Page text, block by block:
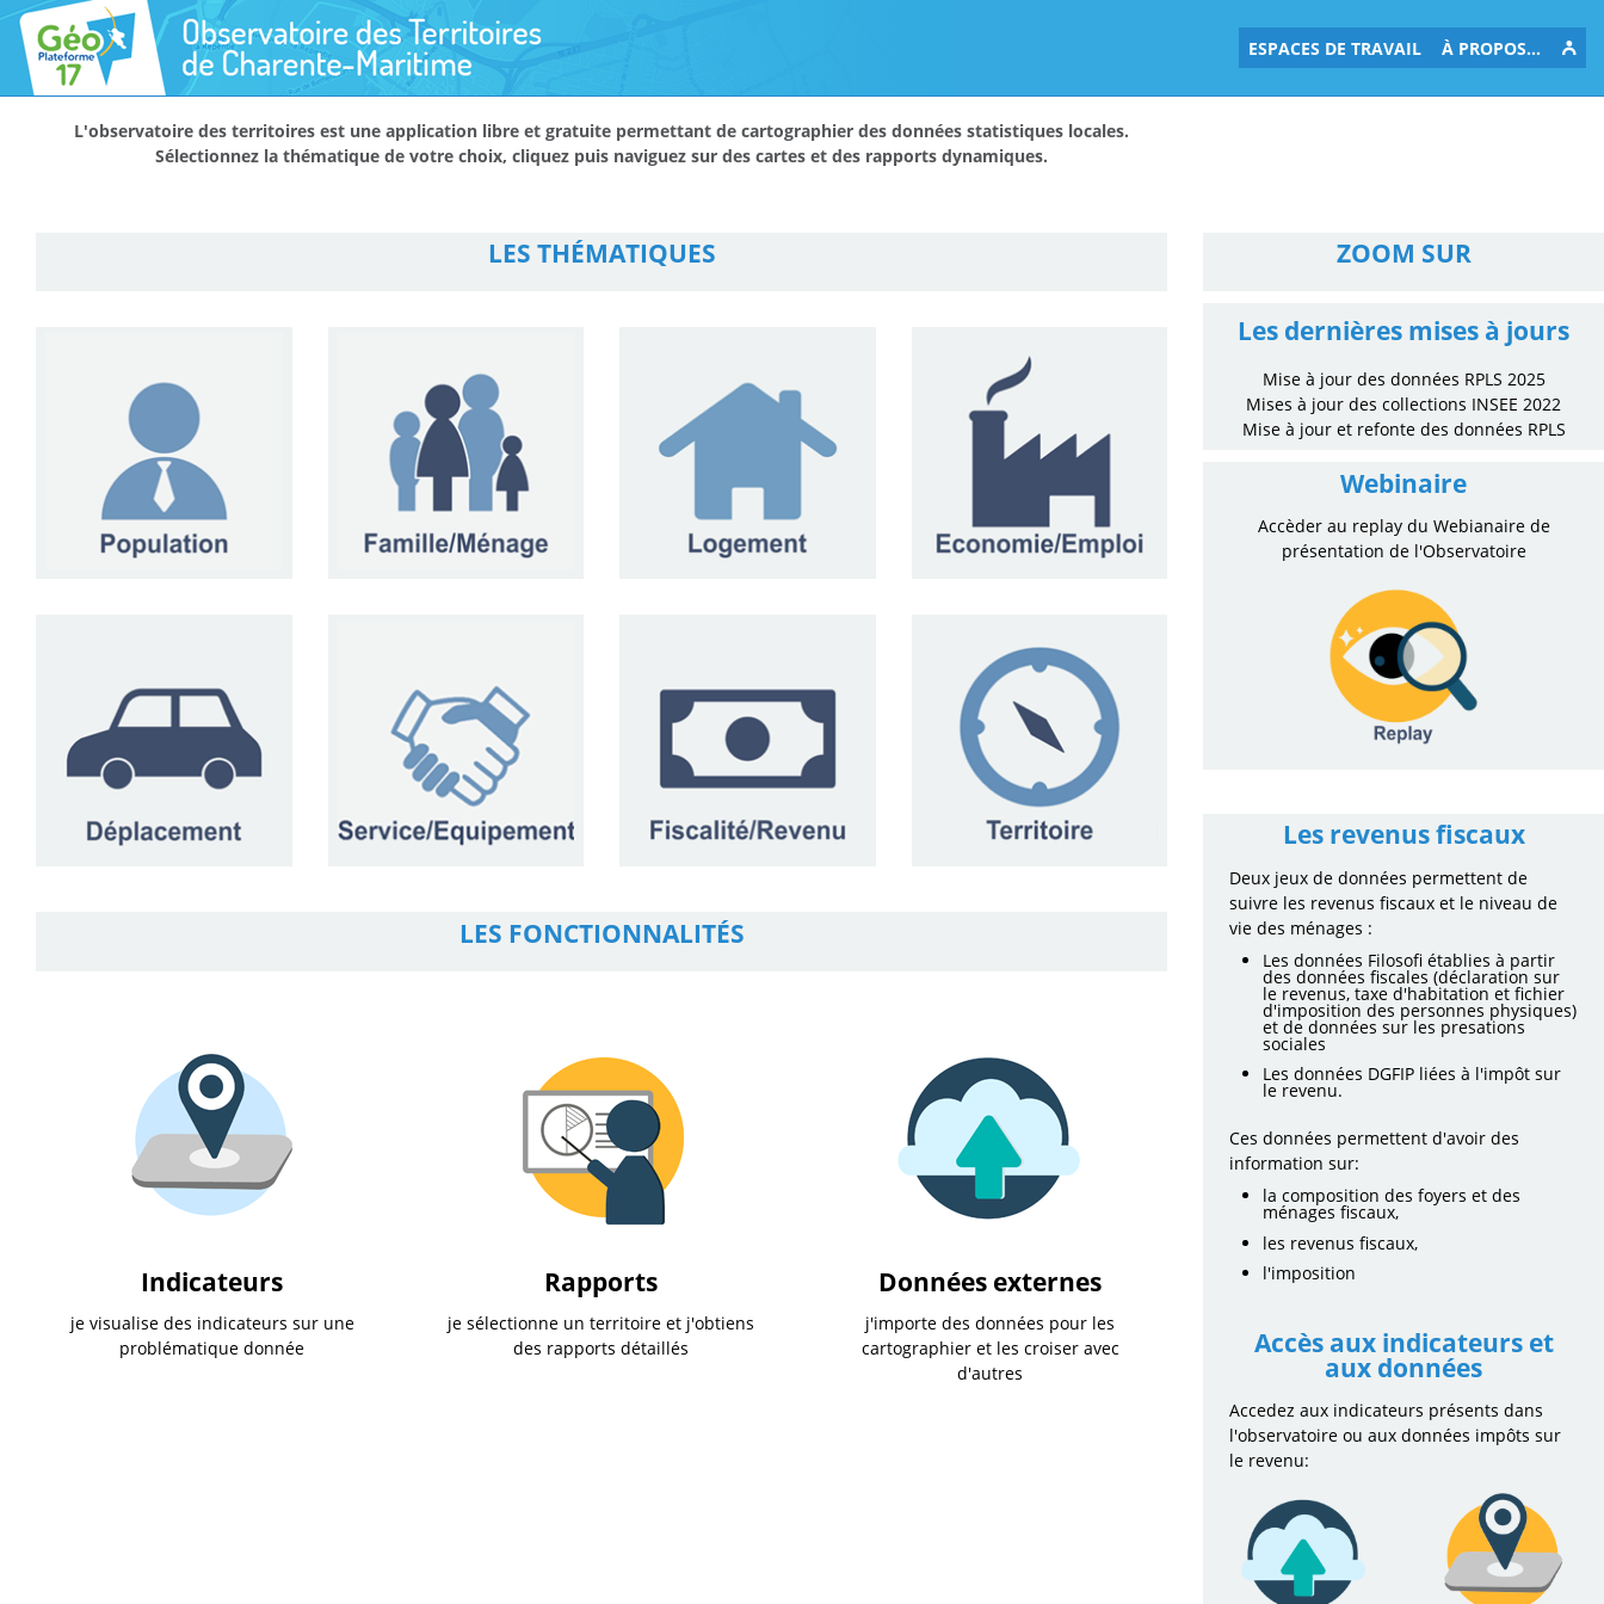
Aller au
contenu
ESPACES DE TRAVAIL À PROPOS...
L'observatoire des territoires est une application libre et gratuite permettant de cartographier des données statistiques locales.
Sélectionnez la thématique de votre choix, cliquez puis naviguez sur des cartes et des rapports dynamiques.
LES THÉMATIQUES
LES FONCTIONNALITÉS
Indicateurs
je visualise des indicateurs sur une
problématique donnée
Rapports
je sélectionne un territoire et j'obtiens
des rapports détaillés
Données externes
j'importe des données pour les
cartographier et les croiser avec
d'autres
ZOOM SUR
Les dernières mises à jours
Mise à jour des données RPLS 2025
Mises à jour des collections INSEE 2022
Mise à jour et refonte des données RPLS
Webinaire
Accèder au replay du Webianaire de
présentation de l'Observatoire
Les revenus fiscaux
Deux jeux de données permettent de
suivre les revenus fiscaux et le niveau de
vie des ménages :
Les données Filosofi établies à partir
des données fiscales (déclaration sur
le revenus, taxe d'habitation et fichier
d'imposition des personnes physiques)
et de données sur les presations
sociales
Les données DGFIP liées à l'impôt sur
le revenu.
Ces données permettent d'avoir des
information sur:
la composition des foyers et des
ménages fiscaux,
les revenus fiscaux,
l'imposition
Accès aux indicateurs et
aux données
Accedez aux indicateurs présents dans
l'observatoire ou aux données impôts sur
le revenu: